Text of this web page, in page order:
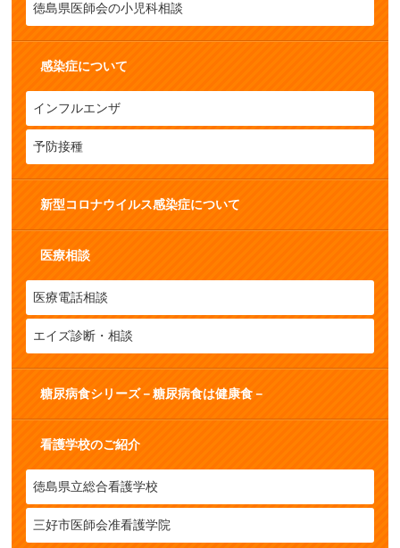
徳島県医師会の小児科相談
感染症について
インフルエンザ
予防接種
新型コロナウイルス感染症について
医療相談
医療電話相談
エイズ診断・相談
糖尿病食シリーズ－糖尿病食は健康食－
看護学校のご紹介
徳島県立総合看護学校
三好市医師会准看護学院